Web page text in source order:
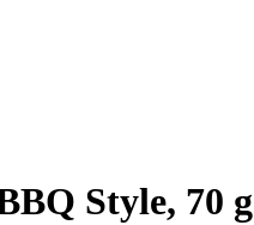
Style, 70 g